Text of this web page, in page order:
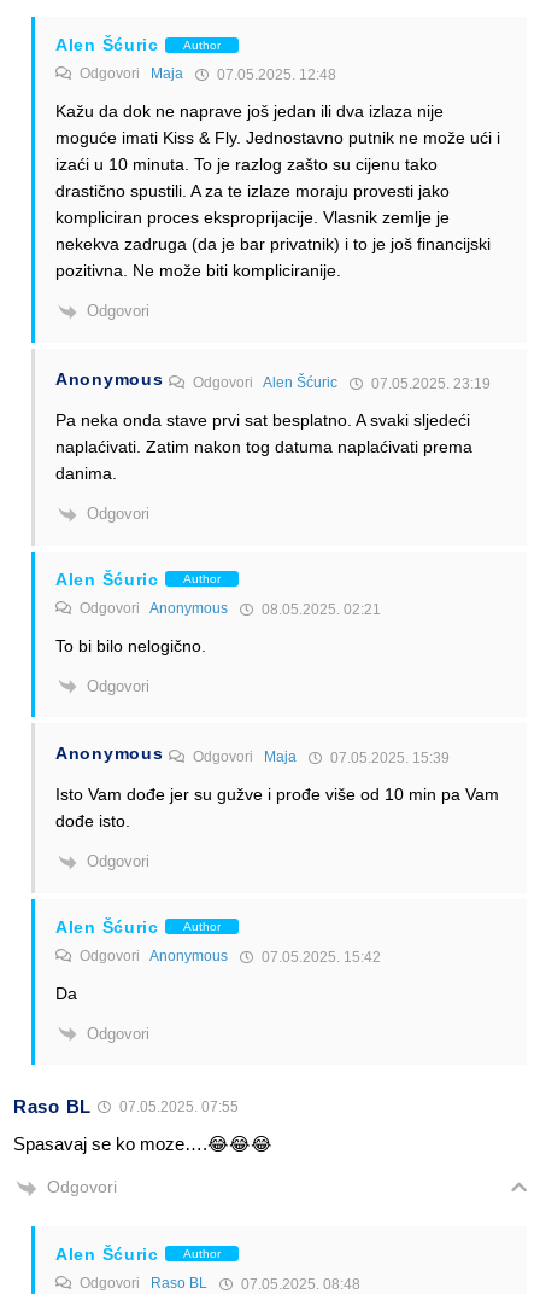
Alen Šćuric Author
Odgovori Maja 07.05.2025. 12:48
Kažu da dok ne naprave još jedan ili dva izlaza nije
moguće imati Kiss & Fly. Jednostavno putnik ne može ući i
izaći u 10 minuta. To je razlog zašto su cijenu tako
drastično spustili. A za te izlaze moraju provesti jako
kompliciran proces eksproprijacije. Vlasnik zemlje je
nekekva zadruga (da je bar privatnik) i to je još financijski
pozitivna. Ne može biti kompliciranije.
Odgovori
Anonymous OdgovoriAlen Šćuric 07.05.2025. 23:19
Pa neka onda stave prvi sat besplatno. A svaki sljedeći
naplaćivati. Zatim nakon tog datuma naplaćivati prema
danima.
Odgovori
Alen Šćuric Author
Odgovori Anonymous 08.05.2025. 02:21
To bi bilo nelogično.
Odgovori
Anonymous Odgovori Maja 07.05.2025. 15:39
Isto Vam dođe jer su gužve i prođe više od 10 min pa Vam
dođe isto.
Odgovori
Alen Šćuric Author
Odgovori Anonymous 07.05.2025. 15:42
Da
Odgovori
Raso BL 07.05.2025. 07:55
Spasavaj se ko moze….😂😂😂
Odgovori
Alen Šćuric Author
Odgovori Raso BL 07.05.2025. 08:48